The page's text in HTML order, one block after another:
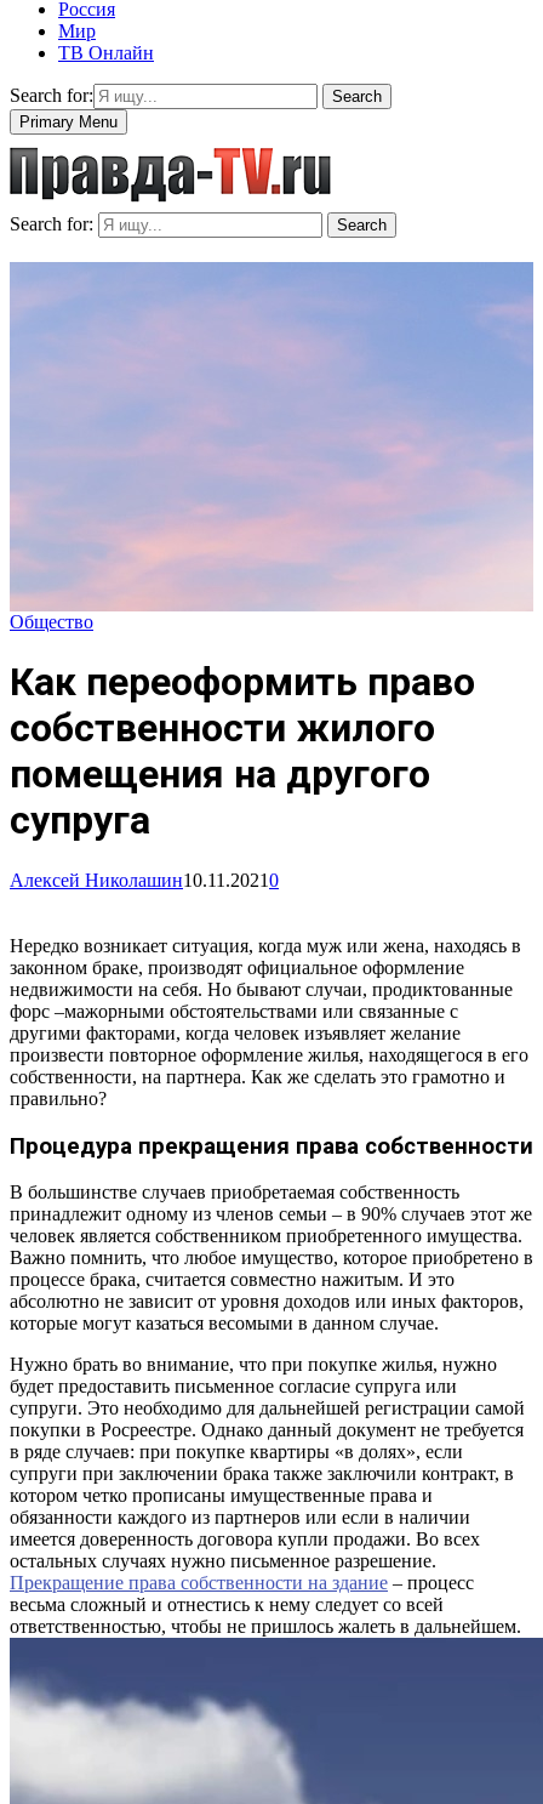
Россия
Мир
ТВ Онлайн
Search for:
Search
Primary Menu
Search for: Search
Общество
Как переоформить право
собственности жилого
помещения на другого
супруга
Алексей Николашин10.11.20210
Нередко возникает ситуация, когда муж или жена, находясь в
законном браке, производят официальное оформление
недвижимости на себя. Но бывают случаи, продиктованные
форс –мажорными обстоятельствами или связанные с
другими факторами, когда человек изъявляет желание
произвести повторное оформление жилья, находящегося в его
собственности, на партнера. Как же сделать это грамотно и
правильно?
Процедура прекращения права собственности
В большинстве случаев приобретаемая собственность
принадлежит одному из членов семьи – в 90% случаев этот же
человек является собственником приобретенного имущества.
Важно помнить, что любое имущество, которое приобретено в
процессе брака, считается совместно нажитым. И это
абсолютно не зависит от уровня доходов или иных факторов,
которые могут казаться весомыми в данном случае.
Нужно брать во внимание, что при покупке жилья, нужно
будет предоставить письменное согласие супруга или
супруги. Это необходимо для дальнейшей регистрации самой
покупки в Росреестре. Однако данный документ не требуется
в ряде случаев: при покупке квартиры «в долях», если
супруги при заключении брака также заключили контракт, в
котором четко прописаны имущественные права и
обязанности каждого из партнеров или если в наличии
имеется доверенность договора купли продажи. Во всех
остальных случаях нужно письменное разрешение.
Прекращение права собственности на здание – процесс
весьма сложный и отнестись к нему следует со всей
ответственностью, чтобы не пришлось жалеть в дальнейшем.